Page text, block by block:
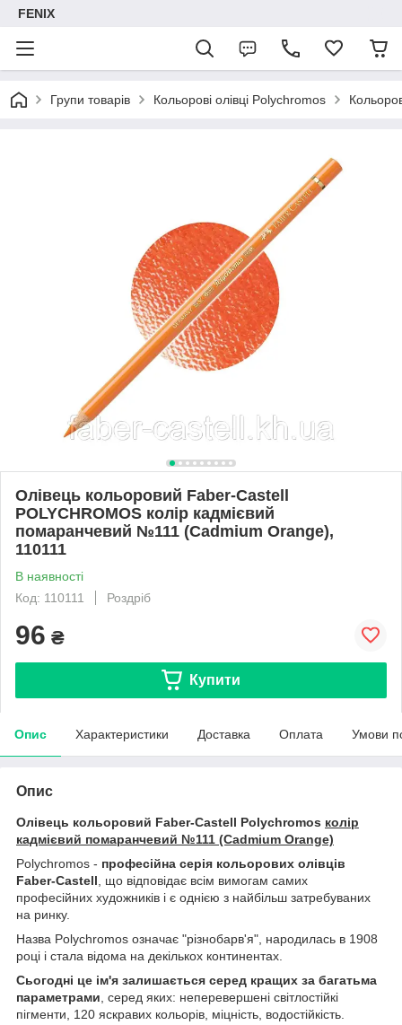
FENIX
Групи товарів Кольорові олівці Polychromos
Олівець кольоровий Faber-Castell
POLYCHROMOS колір кадмієвий
помаранчевий №111 (Cadmium Orange),
110111
В наявності
Код: 110111
Роздріб
96 ₴
Купити
Опис Характеристики Доставка Оплата Умови
Опис
Олівець кольоровий Faber-Castell Polychromos колір
кадмієвий помаранчевий №111 (Cadmium Orange)
Polychromos - професійна серія кольорових олівців
Faber-Castell , що відповідає всім вимогам самих
професійних художників і є однією з найбільш затребуваних
на ринку.
Назва Polychromos означає "різнобарв'я", народилась в 1908
році і стала відома на декількох континентах.
Сьогодні це ім'я залишається серед кращих за багатьма
параметрами , серед яких: неперевершені світлостійкі
пігменти, 120 яскравих кольорів, міцність, водостійкість.